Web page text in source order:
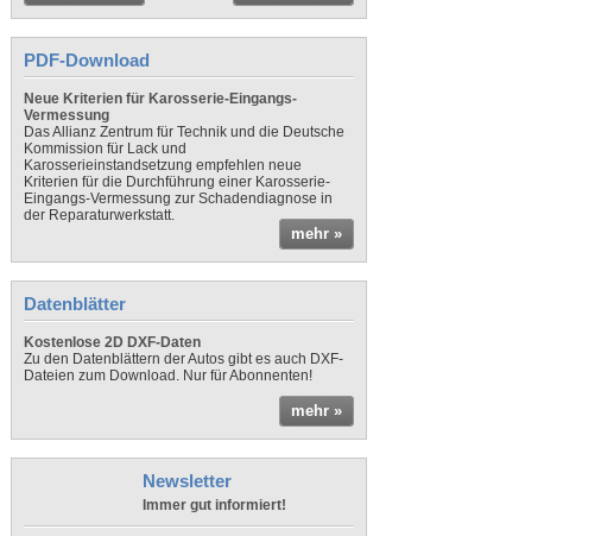
PDF-Download
Neue Kriterien für Karosserie-Eingangs-
Vermessung
Das Allianz Zentrum für Technik und die Deutsche
Kommission für Lack und
Karosserieinstandsetzung empfehlen neue
Kriterien für die Durchführung einer Karosserie-
Eingangs-Vermessung zur Schadendiagnose in
der Reparaturwerkstatt.
mehr »
Datenblätter
Kostenlose 2D DXF-Daten
Zu den Datenblättern der Autos gibt es auch DXF-
Dateien zum Download. Nur für Abonnenten!
mehr »
Newsletter
Immer gut informiert!